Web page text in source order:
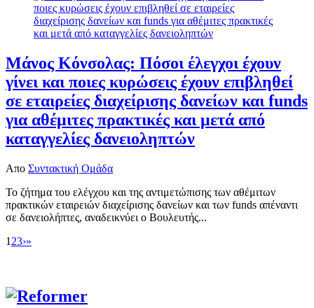
Μάνος Κόνσολας: Πόσοι έλεγχοι έχουν
γίνει και ποιες κυρώσεις έχουν επιβληθεί
σε εταιρείες διαχείρισης δανείων και funds
για αθέμιτες πρακτικές και μετά από
καταγγελίες δανειοληπτών
Απο Συντακτική Ομάδα
Το ζήτημα του ελέγχου και της αντιμετώπισης των αθέμιτων
πρακτικών εταιρειών διαχείρισης δανείων και των funds απέναντι
σε δανειολήπτες, αναδεικνύει ο Βουλευτής...
1 23›»